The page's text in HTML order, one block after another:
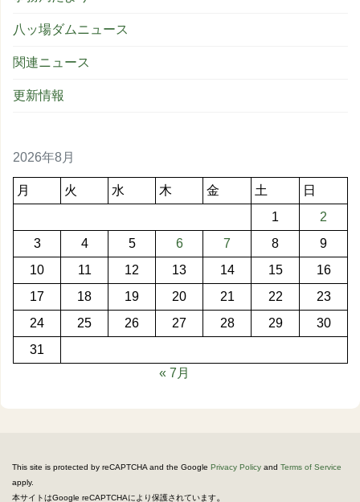
八ッ場ダムニュース
関連ニュース
更新情報
2026年8月
月 火 水 木 金 土
日
1
2
3
4 5 6 7 8
9
10
11 12 13 14 15
16
17
18 19 20 21 22
23
24
25 26 27 28 29
30
31
« 7月
This site is protected by reCAPTCHA and the Google Privacy Policy and Terms of Service
apply.
本サイトはGoogle reCAPTCHAにより保護されています。